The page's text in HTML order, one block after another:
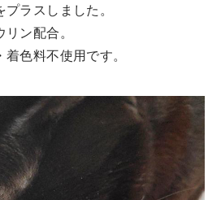
ラスしました。
ン配合。
色料不使用です。